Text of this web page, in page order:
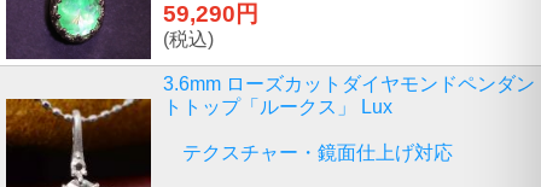
59,290円
(税込)
3.6mm ローズカットダイヤモンドペンダン
トトップ「ルークス」 Lux
テクスチャー・鏡面仕上げ対応